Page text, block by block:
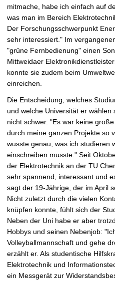
mitmache, habe ich einfach auf
was man im Bereich
Der Forschungsschwerpunkt
sehr interessiert." Im
"grüne Fernbedienung" einen
Mittweidaer
konnte sie zudem beim
einreichen.
Die Entscheidung, welches
und welche Universität er wählen
nicht schwer. "Es war keine
durch meine ganzen Projekte so
wusste genau, was ich studieren
einschreiben musste." Seit
der Elektrotechnik an der TU
sehr spannend, interessant und
sagt der 19-Jährige, der im April
Nicht zuletzt durch die vielen
knüpfen konnte, fühlt sich der
Neben der Uni habe er aber
Hobbys und seinen Nebenjob:
Volleyballmannschaft und gehe
erzählt er. Als studentische
Elektrotechnik und
ein Messgerät zur